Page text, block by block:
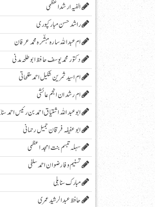
الفیہ ارشد اعظمی
راشد حسن مبارکپوری
ام عبداللہ سارہ مبشّرہ محمد عرفان
دکتور محمد یوسف حافظ ابو طلحہ مدنی
ام اسید ثمرین شکیل احمد مفلحاتی
ام رشدان انجم عائشی
ابو عبد اللہ اشتیاق احمد بن رئیس احمد
ابو عفیفہ فرقان جمیل رحمانی
سہلہ تبسم بنت امجد اعظمی
تسنیم وفا رضوان احمد سلفی
مبارک سنابلی
حافظ عبدالرشید عمری